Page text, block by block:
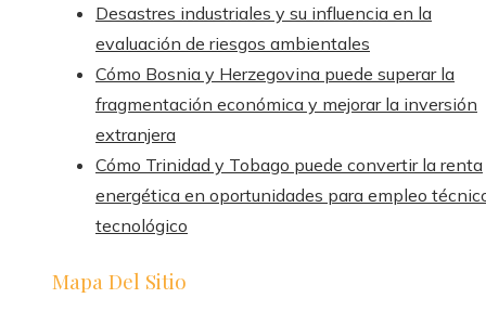
Desastres industriales y su influencia en la
evaluación de riesgos ambientales
Cómo Bosnia y Herzegovina puede superar la
fragmentación económica y mejorar la inversión
extranjera
Cómo Trinidad y Tobago puede convertir la renta
energética en oportunidades para empleo
tecnológico
Mapa Del Sitio